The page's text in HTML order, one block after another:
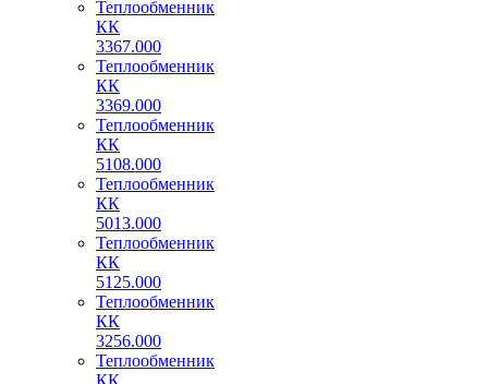
Теплообменник
КК
3367.000
Теплообменник
КК
3369.000
Теплообменник
КК
5108.000
Теплообменник
КК
5013.000
Теплообменник
КК
5125.000
Теплообменник
КК
3256.000
Теплообменник
КК